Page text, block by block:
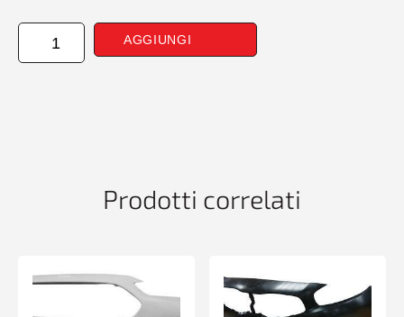
PARAURTI
POSTERIORE
AGGIUNGI
Prodotti correlati